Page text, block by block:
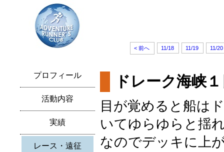
プロフィール
活動内容
実績
レース・遠征
< 前へ 11/18 11/19 11/20
ドレーク海峡
目が覚めると船は
いてゆらゆらと揺
なのでデッキに上